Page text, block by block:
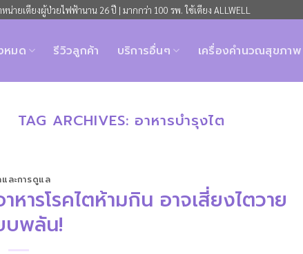
หน่ายเตียงผู้ป่วยไฟฟ้านาน 26 ปี | มากกว่า 100 รพ. ใช้เตียง ALLWELL
หมด รีวิวลูกค้า บริการอื่นๆ เครื่องคำนวณสุขภาพ
TAG ARCHIVES: อาหารบำรุงไต
และการดูแล
หารโรคไตห้ามกิน อาจเสี่ยงไตวาย
บพลัน!